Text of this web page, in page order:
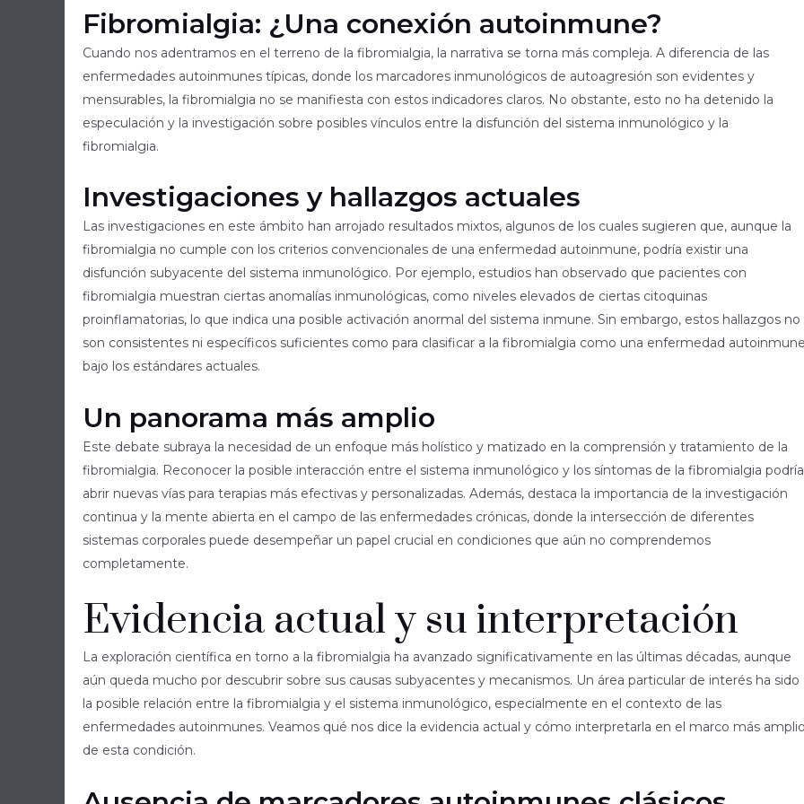
Fibromialgia: ¿Una conexión autoinmune?
Cuando nos adentramos en el terreno de la fibromialgia, la narrativa se torna más compleja. A diferencia de las
enfermedades autoinmunes típicas, donde los marcadores inmunológicos de autoagresión son evidentes y
mensurables, la fibromialgia no se manifiesta con estos indicadores claros. No obstante, esto no ha detenido la
especulación y la investigación sobre posibles vínculos entre la disfunción del sistema inmunológico y la
fibromialgia.
Investigaciones y hallazgos actuales
Las investigaciones en este ámbito han arrojado resultados mixtos, algunos de los cuales sugieren que, aunque la
fibromialgia no cumple con los criterios convencionales de una enfermedad autoinmune, podría existir una
disfunción subyacente del sistema inmunológico. Por ejemplo, estudios han observado que pacientes con
fibromialgia muestran ciertas anomalías inmunológicas, como niveles elevados de ciertas citoquinas
proinflamatorias, lo que indica una posible activación anormal del sistema inmune. Sin embargo, estos hallazgos no
son consistentes ni específicos suficientes como para clasificar a la fibromialgia como una enfermedad
bajo los estándares actuales.
Un panorama más amplio
Este debate subraya la necesidad de un enfoque más holístico y matizado en la comprensión y tratamiento de la
fibromialgia. Reconocer la posible interacción entre el sistema inmunológico y los síntomas de la fibromialgia podría
abrir nuevas vías para terapias más efectivas y personalizadas. Además, destaca la importancia de la investigación
continua y la mente abierta en el campo de las enfermedades crónicas, donde la intersección de diferentes
sistemas corporales puede desempeñar un papel crucial en condiciones que aún no comprendemos
completamente.
Evidencia actual y su interpretación
La exploración científica en torno a la fibromialgia ha avanzado significativamente en las últimas décadas, aunque
aún queda mucho por descubrir sobre sus causas subyacentes y mecanismos. Un área particular de interés ha sido
la posible relación entre la fibromialgia y el sistema inmunológico, especialmente en el contexto de las
enfermedades autoinmunes. Veamos qué nos dice la evidencia actual y cómo interpretarla en el marco más
de esta condición.